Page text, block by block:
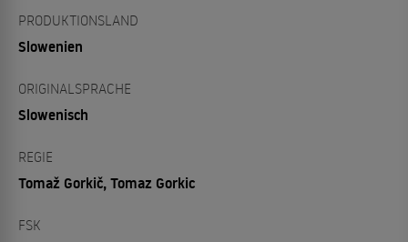
PRODUKTIONSLAND
Slowenien
ORIGINALSPRACHE
Slowenisch
REGIE
Tomaž Gorkič, Tomaz Gorkic
FSK